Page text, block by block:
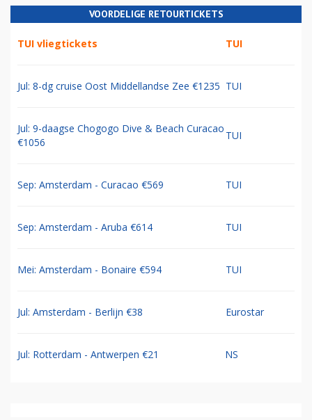
VOORDELIGE RETOURTICKETS
TUI vliegtickets TUI
Jul: 8-dg cruise Oost Middellandse Zee €1235 TUI
Jul: 9-daagse Chogogo Dive & Beach Curacao
€1056
TUI
Sep: Amsterdam - Curacao €569 TUI
Sep: Amsterdam - Aruba €614 TUI
Mei: Amsterdam - Bonaire €594 TUI
Jul: Amsterdam - Berlijn €38 Eurostar
Jul: Rotterdam - Antwerpen €21 NS